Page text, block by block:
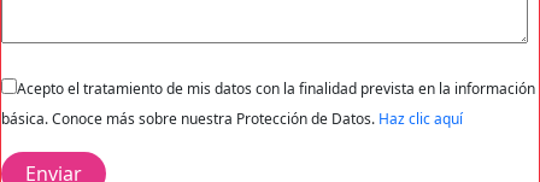
Acepto el tratamiento de mis datos con la finalidad prevista en la información
básica. Conoce más sobre nuestra Protección de Datos. Haz clic aquí